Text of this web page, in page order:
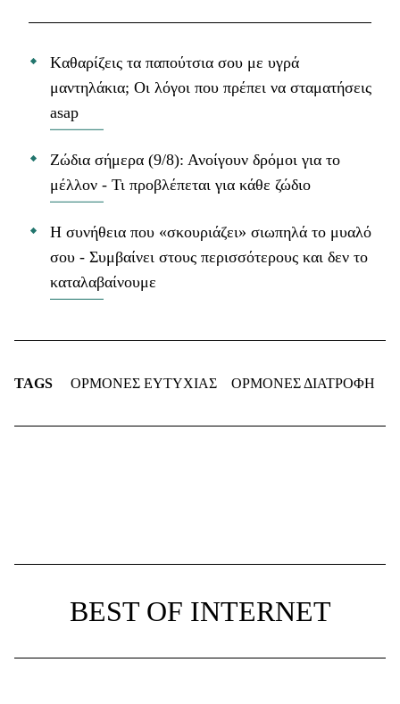
Kαθαρίζεις τα παπούτσια σου με υγρά
μαντηλάκια; Οι λόγοι που πρέπει να σταματήσεις
asap
Ζώδια σήμερα (9/8): Ανοίγουν δρόμοι για το
μέλλον - Τι προβλέπεται για κάθε ζώδιο
Η συνήθεια που «σκουριάζει» σιωπηλά το μυαλό
σου - Συμβαίνει στους περισσότερους και δεν το
καταλαβαίνουμε
TAGS ΟΡΜΟΝΕΣ ΕΥΤΥΧΙΑΣ ΟΡΜΟΝΕΣ ΔΙΑΤΡΟΦΗ
BEST OF INTERNET